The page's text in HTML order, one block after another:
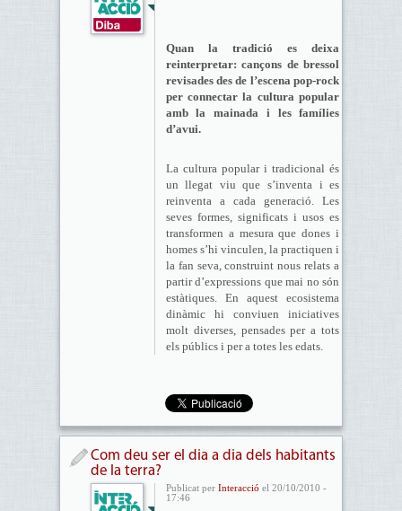
Quan la tradició es deixa
reinterpretar: cançons de bressol
revisades des de l’escena pop-rock
per connectar la cultura popular
amb la mainada i les famílies
d’avui.
La cultura popular i tradicional és
un llegat viu que s’inventa i es
reinventa a cada generació. Les
seves formes, significats i usos es
transformen a mesura que dones i
homes s’hi vinculen, la practiquen i
la fan seva, construint nous relats a
partir d’expressions que mai no són
estàtiques. En aquest ecosistema
dinàmic hi conviuen iniciatives
molt diverses, pensades per a tots
els públics i per a totes les edats.
Com deu ser el dia a dia dels habitants
de la terra?
Publicat per Interacció el 20/10/2010 -
17:46